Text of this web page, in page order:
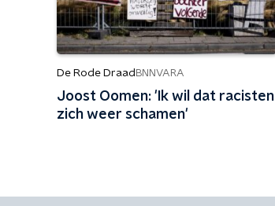
De Rode Draad BNNVARA
Joost Oomen: 'Ik wil dat racisten
zich weer schamen'